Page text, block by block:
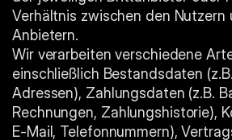
Verhältnis zwischen den Nutzern
Anbietern.
Wir verarbeiten verschiedene
einschließlich Bestandsdaten
Adressen), Zahlungsdaten (z.B.
Rechnungen, Zahlungshistorie),
E-Mail, Telefonnummern),